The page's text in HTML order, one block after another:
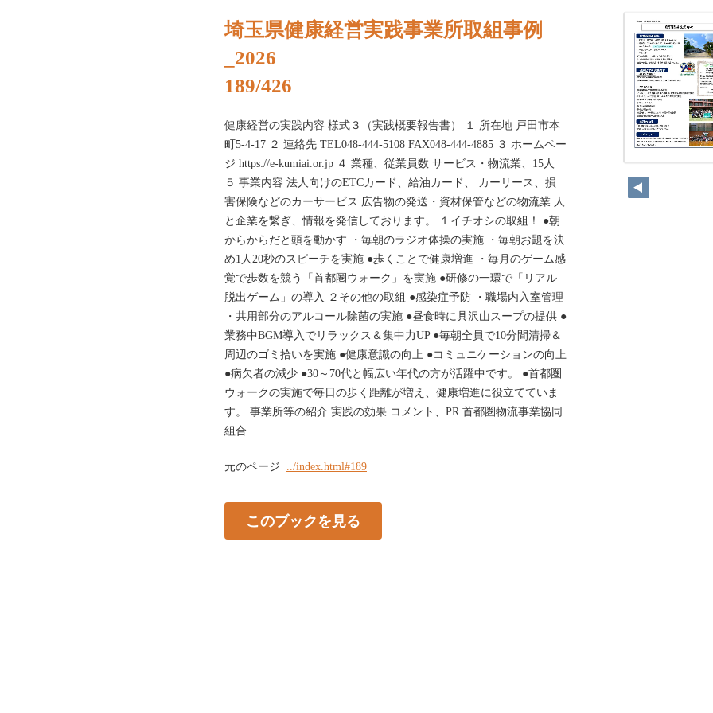
埼玉県健康経営実践事業所取組事例
_2026
189/426
健康経営の実践内容 様式３（実践概要報告書） １ 所在地 戸田市本
町5-4-17 ２ 連絡先 TEL048-444-5108 FAX048-444-4885 ３ ホームペー
ジ https://e-kumiai.or.jp ４ 業種、従業員数 サービス・物流業、15人
５ 事業内容 法人向けのETCカード、給油カード、 カーリース、損
害保険などのカーサービス 広告物の発送・資材保管などの物流業 人
と企業を繋ぎ、情報を発信しております。 １イチオシの取組！ ●朝
からからだと頭を動かす ・毎朝のラジオ体操の実施 ・毎朝お題を決
め1人20秒のスピーチを実施 ●歩くことで健康増進 ・毎月のゲーム感
覚で歩数を競う「首都圏ウォーク」を実施 ●研修の一環で「リアル
脱出ゲーム」の導入 ２その他の取組 ●感染症予防 ・職場内入室管理
・共用部分のアルコール除菌の実施 ●昼食時に具沢山スープの提供 ●
業務中BGM導入でリラックス＆集中力UP ●毎朝全員で10分間清掃＆
周辺のゴミ拾いを実施 ●健康意識の向上 ●コミュニケーションの向上
●病欠者の減少 ●30～70代と幅広い年代の方が活躍中です。 ●首都圏
ウォークの実施で毎日の歩く距離が増え、健康増進に役立てていま
す。 事業所等の紹介 実践の効果 コメント、PR 首都圏物流事業協同
組合
元のページ ../index.html#189
このブックを見る